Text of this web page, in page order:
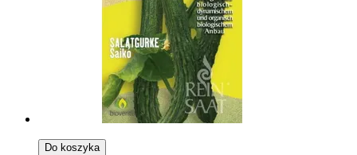
Do koszyka